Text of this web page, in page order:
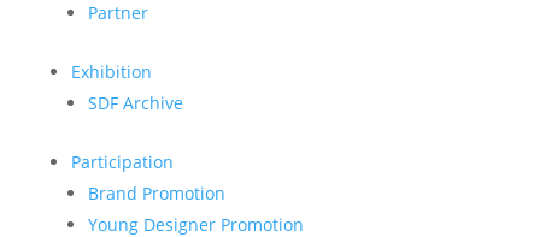
Partner
Exhibition
SDF Archive
Participation
Brand Promotion
Young Designer Promotion